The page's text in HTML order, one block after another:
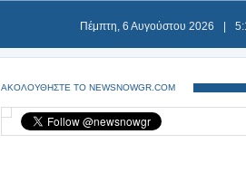
Πέμπτη, 6 Αυγούστου 2026
ΑΚΟΛΟΥΘΗΣΤΕ ΤΟ NEWSNOWGR.COM